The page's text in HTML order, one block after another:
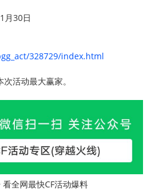
月30日
328729/index.html
活动最大赢家。
全网最快CF活动爆料